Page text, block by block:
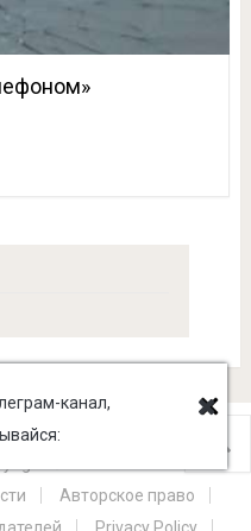
Авторское право
Privacy Policy
канал,